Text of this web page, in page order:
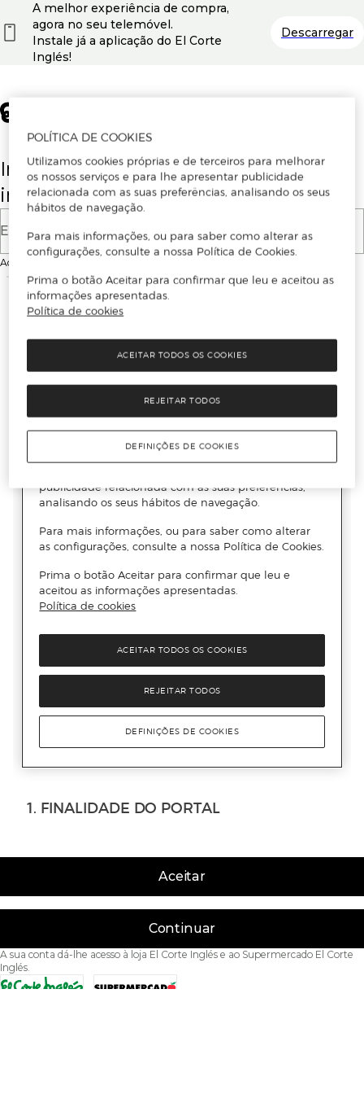
Insira o seu email para se registar ou
iniciar sessão.
E-mail
Ao continuar, aceitas as
Aceitar
Continuar
A sua conta dá-lhe acesso à loja El Corte Inglés e ao Supermercado El Corte
Inglés.
A melhor experiência de compra,
agora no seu telemóvel.
Instale já a aplicação do El Corte
Inglés!
Descarregar
POLÍTICA DE COOKIES
Utilizamos cookies próprias e de terceiros para melhorar
os nossos serviços e para lhe apresentar publicidade
relacionada com as suas preferências, analisando os seus
hábitos de navegação.
Para mais informações, ou para saber como alterar as
configurações, consulte a nossa Política de Cookies.
Prima o botão Aceitar para confirmar que leu e aceitou as
informações apresentadas.
Política de cookies
REJEITAR TODOS
ACEITAR TODOS OS COOKIES
DEFINIÇÕES DE COOKIES